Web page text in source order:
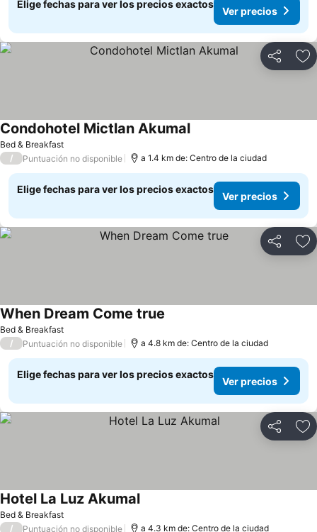
Elige fechas para ver los precios exactos
Ver precios
Compartir
Bed & Breakfast
Condohotel Mictlan AkumalVer precios
/ Puntuación no disponible a 1.4 km de: Centro de la ciudad
Elige fechas para ver los precios exactos
Ver precios
Compartir
Bed & Breakfast
When Dream Come true
/ Puntuación no disponible a 4.8 km de: Centro de la ciudad
Elige fechas para ver los precios exactos
Ver precios
Compartir
Bed & Breakfast
Hotel La Luz AkumalVer precios
/ Puntuación no disponible a 4.3 km de: Centro de la ciudad